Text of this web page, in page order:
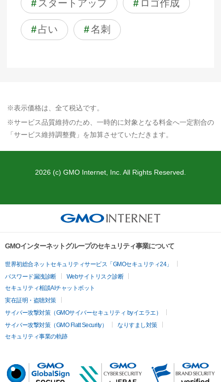
# スタートアップ # ロゴ作成
#占い #名刺
※表示価格は、全て税込です。
※サービス品質維持のため、一時的に対象となる料金へ一定割合の
「サービス維持調整費」を加算させていただきます。
2026 (c) GMO Internet, Inc. All Rights Reserved.
GMOインターネットグループのセキュリティ事業について
世界初総合ネットセキュリティサービス「GMOセキュリティ24」
パスワード漏洩診断
Webサイトリスク診断
セキュリティ相談AIチャットボット
実在証明・盗聴対策
サイバー攻撃対策（GMOサイバーセキュリティ byイエラエ）
サイバー攻撃対策（GMO Flatt Security）
なりすまし対策
セキュリティ事業の軌跡